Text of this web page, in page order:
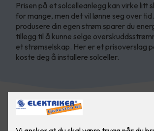
Prisen på et solcelleanlegg kan virke litt
for mange, men det vil lønne seg over
produsere din egen strøm sparer du
tillegg til å kunne selge
et strømselskap. Her er et prisoverslag
koste deg å installere solceller.